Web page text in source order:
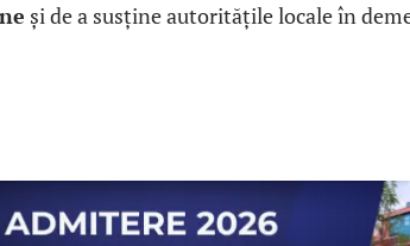
și de a susține autoritățile locale în